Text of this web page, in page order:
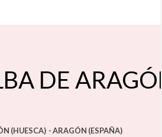
DE ARAGÓN
(HUESCA) - ARAGÓN (ESPAÑA)